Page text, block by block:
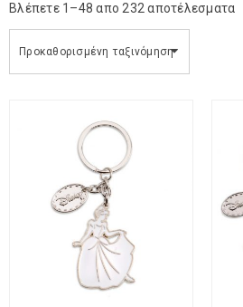
Βλέπετε 1–48 απο 232 αποτέλεσματα
Προκαθορισμένη ταξινόμηση